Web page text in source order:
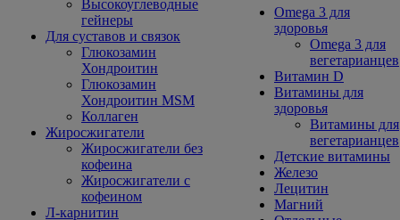
Высокоуглеводные
гейнеры
Для суставов и связок
Глюкозамин
Хондроитин
Глюкозамин
Хондроитин MSM
Коллаген
Жиросжигатели
Жиросжигатели без
кофеина
Жиросжигатели с
кофеином
Л-карнитин
Omega 3 для
здоровья
Omega 3 для
вегетарианцев
Витамин D
Витамины для
здоровья
Витамины для
вегетарианцев
Детские витамины
Железо
Лецитин
Магний